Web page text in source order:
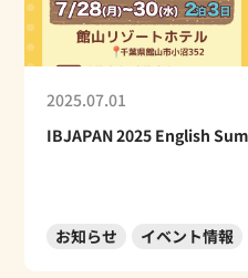
2025.07.01
IBJAPAN 2025 English
お知らせ イベント情報